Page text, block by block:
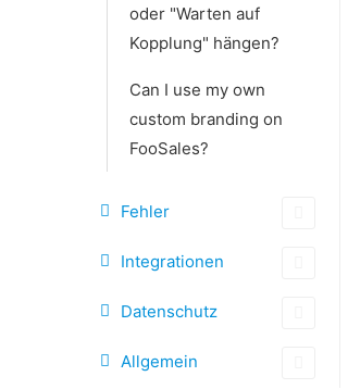
oder "Warten auf
Kopplung" hängen?
Can I use my own
custom branding on
FooSales?
Fehler
Integrationen
Datenschutz
Allgemein